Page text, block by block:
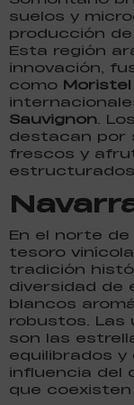
suelos y
producción
Esta región
innovación,
como
Sauvignon .
destacan por
frescos y
estructurados.
En el norte de
tesoro
tradición
diversidad de
blancos
robustos. Las
son las
equilibrados y
influencia del
que coexisten